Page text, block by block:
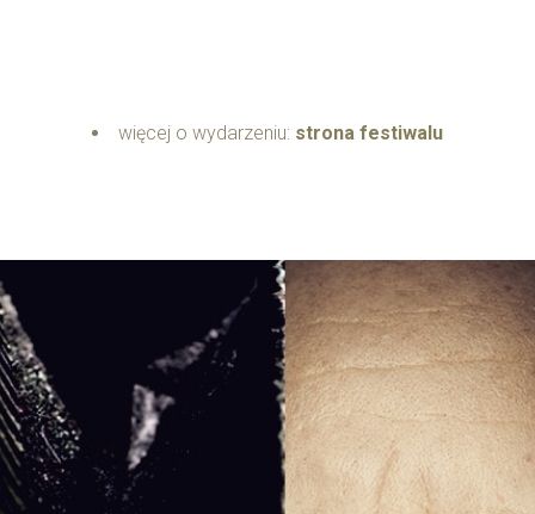
więcej o wydarzeniu: strona festiwalu